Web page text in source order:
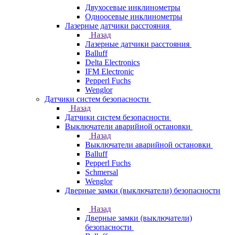
Двухосевые инклинометры
Одноосевые инклинометры
Лазерные датчики расстояния
Назад
Лазерные датчики расстояния
Balluff
Delta Electronics
IFM Electronic
Pepperl Fuchs
Wenglor
Датчики систем безопасности
Назад
Датчики систем безопасности
Выключатели аварийной остановки
Назад
Выключатели аварийной остановки
Balluff
Pepperl Fuchs
Schmersal
Wenglor
Дверные замки (выключатели) безопасности
Назад
Дверные замки (выключатели)
безопасности